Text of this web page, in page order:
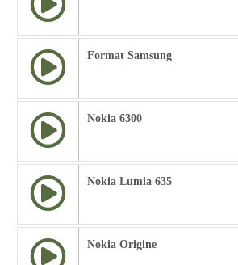
Format Samsung
Nokia 6300
Nokia Lumia 635
Nokia Origine